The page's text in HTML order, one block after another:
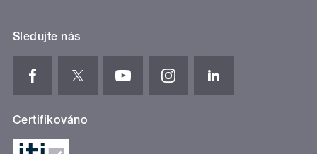
Sledujte nás
Certifikováno